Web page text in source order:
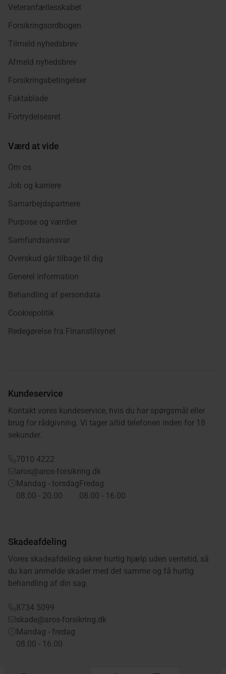
Veteranfællesskabet
Forsikringsordbogen
Tilmeld nyhedsbrev
Afmeld nyhedsbrev
Forsikringsbetingelser
Faktablade
Fortrydelsesret
Værd at vide
Om os
Job og karriere
Samarbejdspartnere
Purpose og værdier
Samfundsansvar
Overskud går tilbage til dig
Generel information
Behandling af persondata
Cookiepolitik
Redegørelse fra Finanstilsynet
Kundeservice
Kontakt vores kundeservice, hvis du har spørgsmål eller
brug for rådgivning. Vi tager altid telefonen inden for 18
sekunder.
7010 4222
aros@aros-forsikring.dk
Mandag - torsdag
08.00 - 20.00
Fredag
08.00 - 16.00
Skadeafdeling
Vores skadeafdeling sikrer hurtig hjælp uden ventetid, så
du kan anmelde skader med det samme og få hurtig
behandling af din sag.
8734 5099
skade@aros-forsikring.dk
Mandag - fredag
08.00 - 16.00